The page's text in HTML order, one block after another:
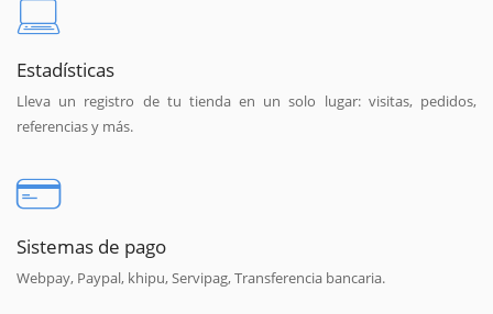
Estadísticas
Lleva un registro de tu tienda en un solo lugar: visitas, pedidos,
referencias y más.
Sistemas de pago
Webpay, Paypal, khipu, Servipag, Transferencia bancaria.